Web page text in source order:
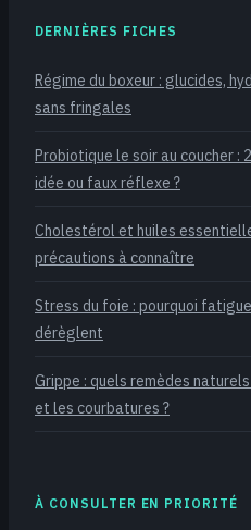
DERNIÈRES FICHES
Régime du boxeur : glucides,
sans fringales
Probiotique le soir au coucher :
idée ou faux réflexe ?
Cholestérol et huiles
précautions à connaître
Stress du foie : pourquoi
dérèglent
Grippe : quels remèdes
et les courbatures ?
À CONSULTER EN PRIORITÉ